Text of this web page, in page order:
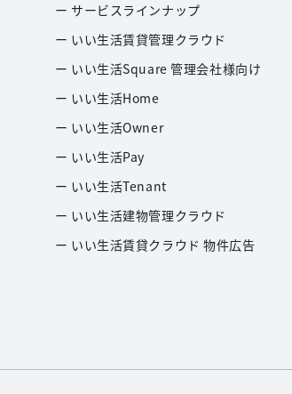
ー サービスラインナップ
ー いい生活賃貸管理クラウド
ー いい生活Square 管理会社様向け
ー いい生活Home
ー いい生活Owner
ー いい生活Pay
ー いい生活Tenant
ー いい生活建物管理クラウド
ー いい生活賃貸クラウド 物件広告